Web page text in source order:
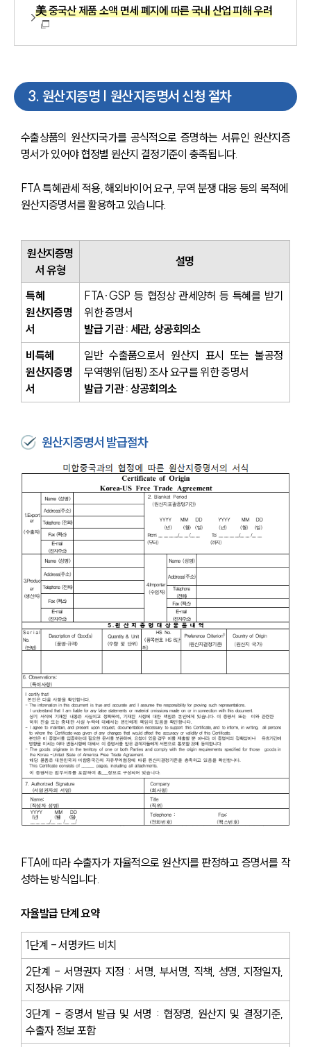
美 중국산 제품 소액 면세 폐지에 따른 국내 산업 피해 우려
3. 원산지증명 | 원산지증명서 신청 절차
수출상품의 원산지국가를 공식적으로 증명하는 서류인 원산지증
명서가 있어야 협정별 원산지 결정기준이 충족됩니다.
FTA 특혜관세 적용, 해외바이어 요구, 무역 분쟁 대응 등의 목적에
원산지증명서를 활용하고 있습니다.
원산지증명
서 유형
설명
특혜
원산지증명
서
FTA·GSP 등 협정상 관세양허 등 특혜를 받기
위한 증명서
발급 기관 : 세관, 상공회의소
비특혜
원산지증명
서
일반 수출품으로서 원산지 표시 또는 불공정
무역행위(덤핑) 조사 요구를 위한 증명서
발급 기관 : 상공회의소
원산지증명서 발급절차
FTA에 따라 수출자가 자율적으로 원산지를 판정하고 증명서를 작
성하는 방식입니다.
자율발급 단계 요약
1단계 - 서명카드 비치
2단계 - 서명권자 지정 : 서명, 부서명, 직책, 성명, 지정일자,
지정사유 기재
3단계 - 증명서 발급 및 서명 : 협정명, 원산지 및 결정기준,
수출자 정보 포함